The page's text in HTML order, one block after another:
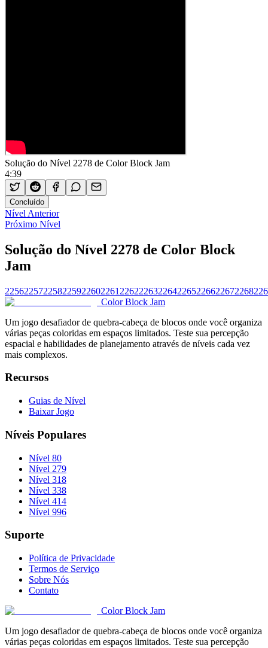
Solução do Nível 2278 de Color Block Jam
4:39
Concluído
Nível Anterior
Próximo Nível
Solução do Nível 2278 de Color Block
Jam
225622572258225922602261 2262226322642265226622672268
Color Block Jam
Um jogo desafiador de quebra-cabeça de blocos onde você organiza
várias peças coloridas em espaços limitados. Teste sua percepção
espacial e habilidades de planejamento através de níveis cada vez
mais complexos.
Recursos
Guias de Nível
Baixar Jogo
Níveis Populares
Nível 80
Nível 279
Nível 318
Nível 338
Nível 414
Nível 996
Suporte
Política de Privacidade
Termos de Serviço
Sobre Nós
Contato
Color Block Jam
Um jogo desafiador de quebra-cabeça de blocos onde você organiza
várias peças coloridas em espaços limitados. Teste sua percepção